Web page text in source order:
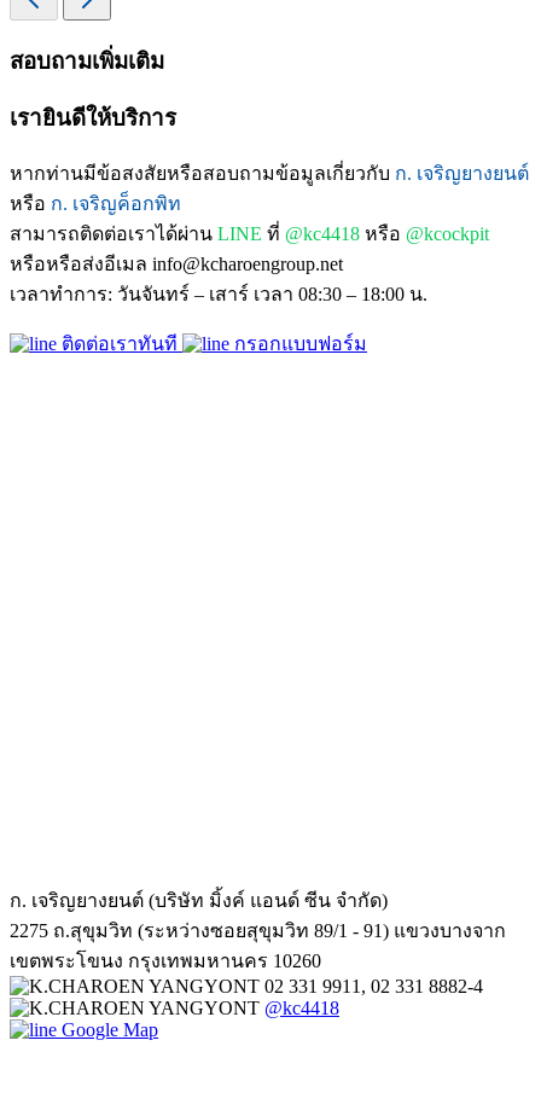
สอบถามเพิ่มเติม
เรายินดีให้บริการ
หากท่านมีข้อสงสัยหรือสอบถามข้อมูลเกี่ยวกับ ก. เจริญยางยนต์
หรือ ก. เจริญค็อกพิท
สามารถติดต่อเราได้ผ่าน LINE ที่ @kc4418 หรือ @kcockpit
หรือหรือส่งอีเมล info@kcharoengroup.net
เวลาทำการ: วันจันทร์ – เสาร์ เวลา 08:30 – 18:00 น.
ติดต่อเราทันที กรอกแบบฟอร์ม
ก. เจริญยางยนต์ (บริษัท มิ้งค์ แอนด์ ซีน จำกัด)
2275 ถ.สุขุมวิท (ระหว่างซอยสุขุมวิท 89/1 - 91) แขวงบางจาก
เขตพระโขนง กรุงเทพมหานคร 10260
02 331 9911, 02 331 8882-4
@kc4418
Google Map